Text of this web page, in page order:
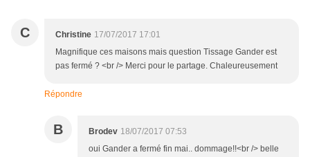
C Christine 17/07/2017 17:01
Magnifique ces maisons mais question Tissage Gander est
pas fermé ? <br /> Merci pour le partage. Chaleureusement
Répondre
B Brodev 18/07/2017 07:53
oui Gander a fermé fin mai.. dommage!!<br /> belle